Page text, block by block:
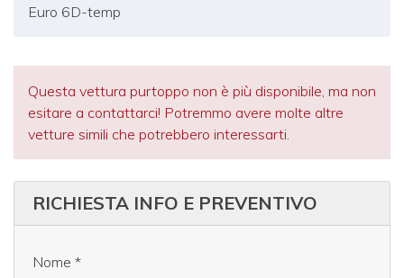
Euro 6D-temp
Questa vettura purtoppo non è più disponibile, ma non
esitare a contattarci! Potremmo avere molte altre
vetture simili che potrebbero interessarti.
RICHIESTA INFO E PREVENTIVO
Nome *